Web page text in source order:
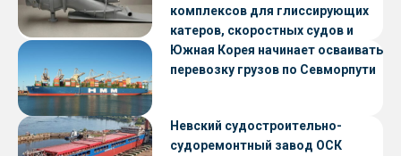
комплексов для глиссирующих
катеров, скоростных судов и
судов с малой осадкой
Южная Корея начинает осваивать
перевозку грузов по Севморпути
Невский судостроительно-
судоремонтный завод ОСК